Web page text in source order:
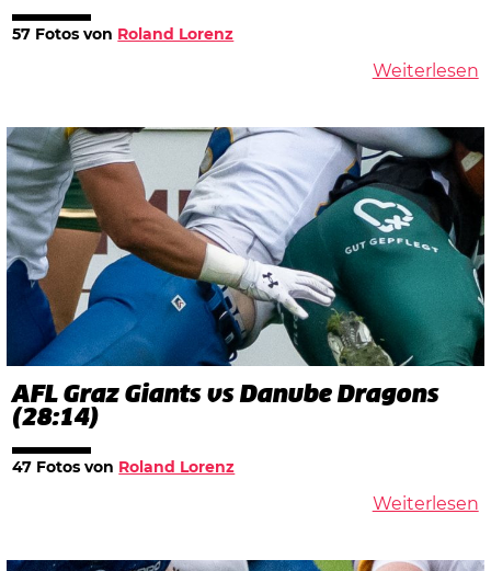
57 Fotos von Roland Lorenz
Weiterlesen
AFL Graz Giants vs Danube Dragons
(28:14)
47 Fotos von Roland Lorenz
Weiterlesen